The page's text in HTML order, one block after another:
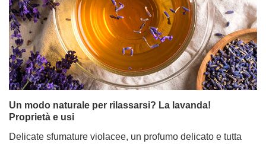
Un modo naturale per rilassarsi? La lavanda!
Proprietà e usi
Delicate sfumature violacee, un profumo delicato e tutta